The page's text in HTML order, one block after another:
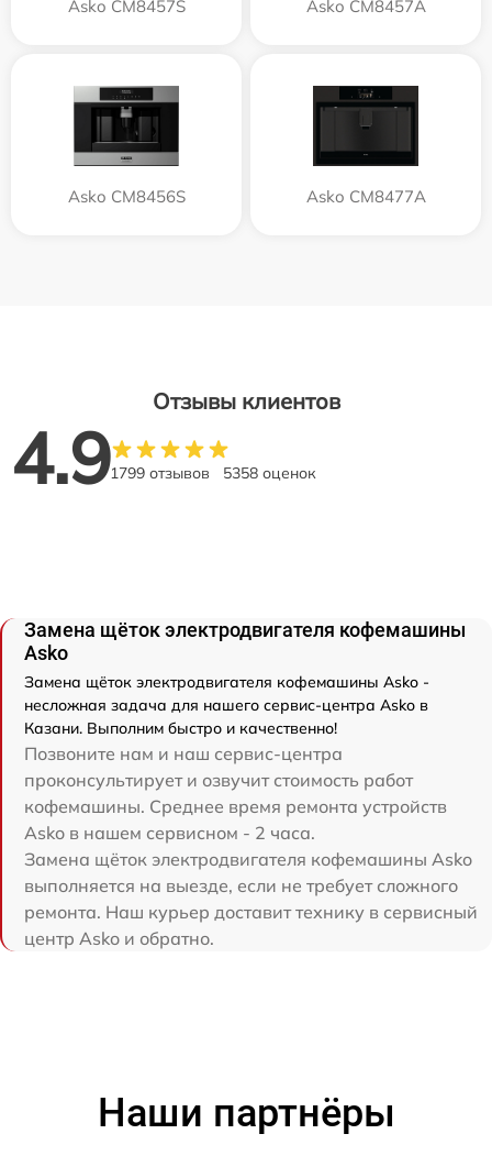
Asko CM8457S Asko CM8457A
Asko CM8456S Asko CM8477A
Отзывы клиентов
4.91799 отзывов 5358 оценок
Замена щёток электродвигателя кофемашины
Asko
Замена щёток электродвигателя кофемашины Asko -
несложная задача для нашего сервис-центра Asko в
Казани. Выполним быстро и качественно!
Позвоните нам и наш сервис-центра
проконсультирует и озвучит стоимость работ
кофемашины. Среднее время ремонта устройств
Asko в нашем сервисном - 2 часа.
Замена щёток электродвигателя кофемашины Asko
выполняется на выезде, если не требует сложного
ремонта. Наш курьер доставит технику в сервисный
центр Asko и обратно.
Наши партнёры